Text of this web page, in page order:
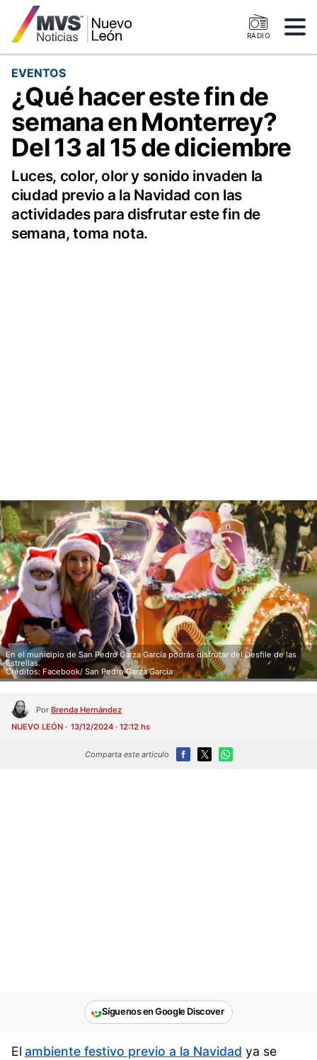
RADIO
EVENTOS
¿Qué hacer este fin de
semana en Monterrey?
Del 13 al 15 de diciembre
Luces, color, olor y sonido invaden la
ciudad previo a la Navidad con las
actividades para disfrutar este fin de
semana, toma nota.
En el municipio de San Pedro Garza García podrás disfrutar del Desfile de las
Estrellas.
Créditos: Facebook/ San Pedro Garza García
Por Brenda Hernández
NUEVO LEÓN
13/12/2024 · 12:12 hs
Comparta este artículo
Síguenos en Google Discover
El ambiente festivo previo a la Navidad ya se